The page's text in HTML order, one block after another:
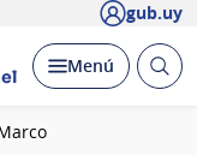
gub.uy
Desplegar
Menú Abrir